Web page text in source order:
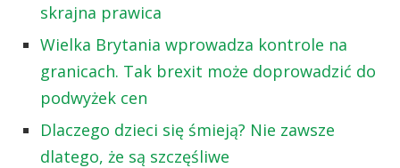
skrajna prawica
Wielka Brytania wprowadza kontrole na
granicach. Tak brexit może doprowadzić do
podwyżek cen
Dlaczego dzieci się śmieją? Nie zawsze
dlatego, że są szczęśliwe